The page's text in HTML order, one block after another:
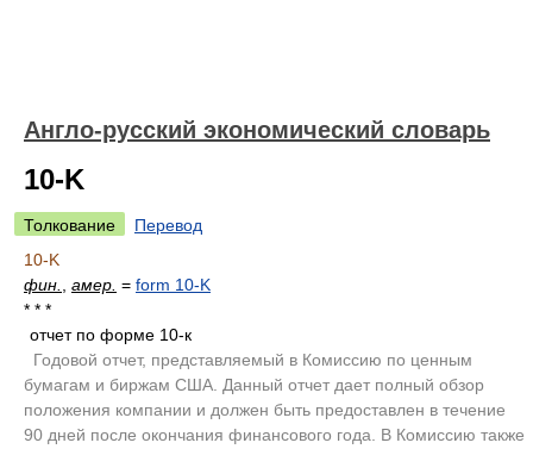
Англо-русский экономический словарь
10-K
Толкование
Перевод
10-K
фин.
амер. = form 10-K
* * *
отчет по форме 10-к
Годовой отчет, представляемый в Комиссию по ценным
бумагам и биржам США. Данный отчет дает полный обзор
положения компании и должен быть предоставлен в течение
90 дней после окончания финансового года. В Комиссию также